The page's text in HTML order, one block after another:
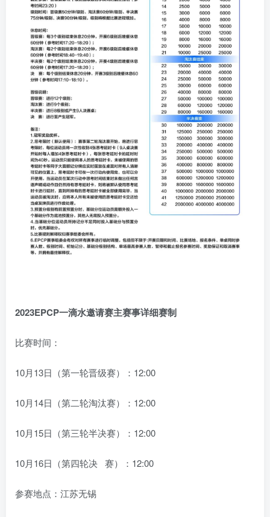
2023EPCP一滴水邀请赛主赛事详细赛制
比赛时间：
10月13日（第一轮晋级赛）：12:00
10月14日（第二轮淘汰赛）：12:00
10月15日（第三轮半决赛）：12:00
10月16日（第四轮决 赛）：12:00
参赛地点：江苏无锡